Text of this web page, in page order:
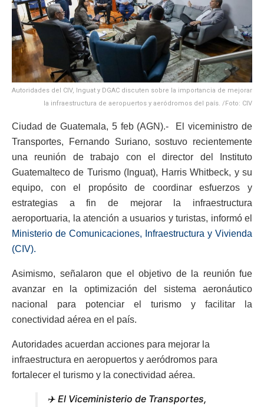
Autoridades del CIV, Inguat y DGAC discuten sobre la importancia de mejorar
la infraestructura de aeropuertos y aeródromos del país. /Foto: CIV
Ciudad de Guatemala, 5 feb (AGN).- El viceministro de
Transportes, Fernando Suriano, sostuvo recientemente
una reunión de trabajo con el director del Instituto
Guatemalteco de Turismo (Inguat), Harris Whitbeck, y su
equipo, con el propósito de coordinar esfuerzos y
estrategias a fin de mejorar la infraestructura
aeroportuaria, la atención a usuarios y turistas, informó el
Ministerio de Comunicaciones, Infraestructura y Vivienda
(CIV).
Asimismo, señalaron que el objetivo de la reunión fue
avanzar en la optimización del sistema aeronáutico
nacional para potenciar el turismo y facilitar la
conectividad aérea en el país.
Autoridades acuerdan acciones para mejorar la
infraestructura en aeropuertos y aeródromos para
fortalecer el turismo y la conectividad aérea.
✈️ El Viceministerio de Transportes,